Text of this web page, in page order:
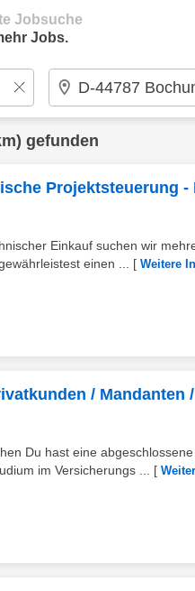
Jobsuche
Jobs.
gefunden
Projektsteuerung -
Einkauf suchen wir
einen ...
[ Weitere
/ Mandanten
Du hast eine
im Versicherungs ...
[